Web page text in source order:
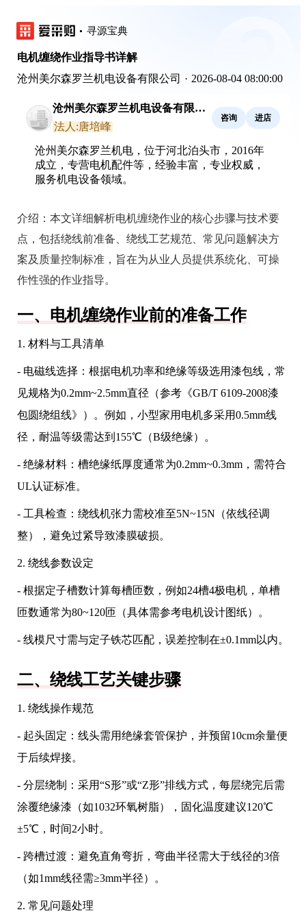
寻源宝典
电机缠绕作业指导书详解
沧州美尔森罗兰机电设备有限公司 · 2026-08-04 08:00:00
沧州美尔森罗兰机电设备有限公
司
法人:唐培峰
咨询 进店
沧州美尔森罗兰机电，位于河北泊头市，2016年
成立，专营电机配件等，经验丰富，专业权威，
服务机电设备领域。
介绍： 本文详细解析电机缠绕作业的核心步骤与技术要
点，包括绕线前准备、绕线工艺规范、常见问题解决方
案及质量控制标准，旨在为从业人员提供系统化、可操
作性强的作业指导。
一、电机缠绕作业前的准备工作
1. 材料与工具清单
- 电磁线选择：根据电机功率和绝缘等级选用漆包线，常
见规格为0.2mm~2.5mm直径（参考《GB/T 6109-2008漆
包圆绕组线》）。例如，小型家用电机多采用0.5mm线
径，耐温等级需达到155℃（B级绝缘）。
- 绝缘材料：槽绝缘纸厚度通常为0.2mm~0.3mm，需符合
UL认证标准。
- 工具检查：绕线机张力需校准至5N~15N（依线径调
整），避免过紧导致漆膜破损。
2. 绕线参数设定
- 根据定子槽数计算每槽匝数，例如24槽4极电机，单槽
匝数通常为80~120匝（具体需参考电机设计图纸）。
- 线模尺寸需与定子铁芯匹配，误差控制在±0.1mm以内。
二、绕线工艺关键步骤
1. 绕线操作规范
- 起头固定：线头需用绝缘套管保护，并预留10cm余量便
于后续焊接。
- 分层绕制：采用“S形”或“Z形”排线方式，每层绕完后需
涂覆绝缘漆（如1032环氧树脂），固化温度建议120℃
±5℃，时间2小时。
- 跨槽过渡：避免直角弯折，弯曲半径需大于线径的3倍
（如1mm线径需≥3mm半径）。
2. 常见问题处理